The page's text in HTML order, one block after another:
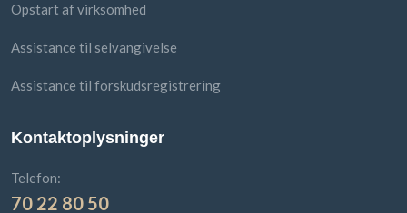
Opstart af virksomhed
Assistance til selvangivelse
Assistance til forskudsregistrering
Kontaktoplysninger
Telefon:
70 22 80 50